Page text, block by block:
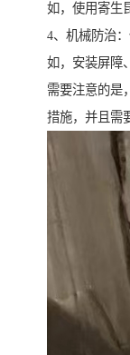
如，使用寄生
4、机械防治
如，安装屏障
需要注意的是
措施，并且需